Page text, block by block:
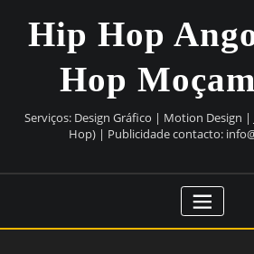
Hip Hop
Hop
Serviços: Design Gráfico | Motion Design
Hop) | Publicidade contacto: